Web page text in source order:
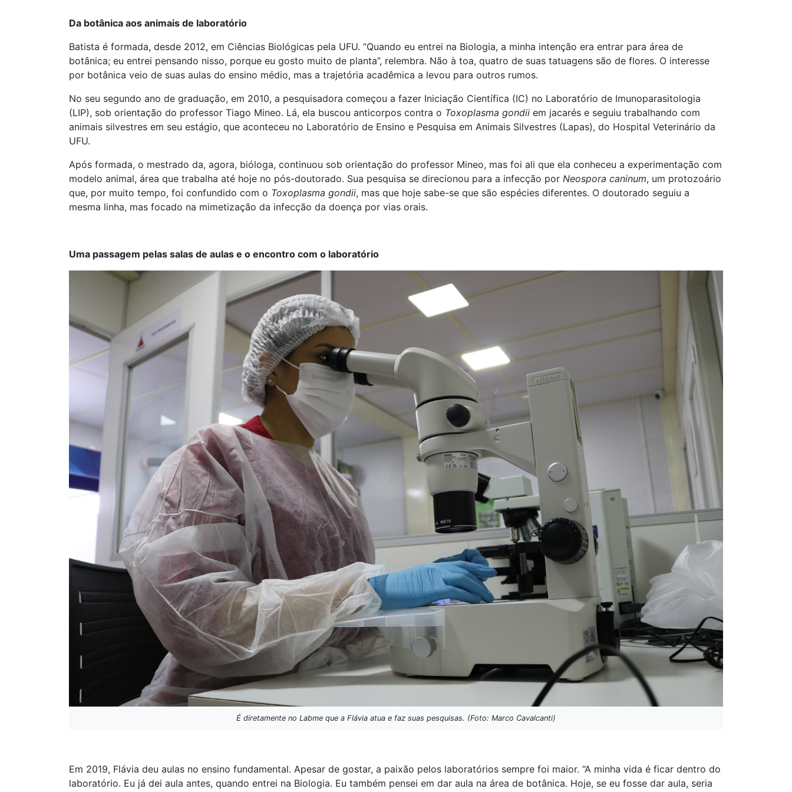
Da botânica aos animais de laboratório
Batista é formada, desde 2012, em Ciências Biológicas pela UFU. “Quando eu entrei na Biologia, a minha intenção era entrar para área de
botânica; eu entrei pensando nisso, porque eu gosto muito de planta”, relembra. Não à toa, quatro de suas tatuagens são de flores. O interesse
por botânica veio de suas aulas do ensino médio, mas a trajetória acadêmica a levou para outros rumos.
No seu segundo ano de graduação, em 2010, a pesquisadora começou a fazer Iniciação Científica (IC) no Laboratório de Imunoparasitologia
(LIP), sob orientação do professor Tiago Mineo. Lá, ela buscou anticorpos contra o Toxoplasma gondii em jacarés e seguiu trabalhando com
animais silvestres em seu estágio, que aconteceu no Laboratório de Ensino e Pesquisa em Animais Silvestres (Lapas), do Hospital Veterinário da
UFU.
Após formada, o mestrado da, agora, bióloga, continuou sob orientação do professor Mineo, mas foi ali que ela conheceu a experimentação com
modelo animal, área que trabalha até hoje no pós-doutorado. Sua pesquisa se direcionou para a infecção por Neospora caninum, um protozoário
que, por muito tempo, foi confundido com o Toxoplasma gondii, mas que hoje sabe-se que são espécies diferentes. O doutorado seguiu a
mesma linha, mas focado na mimetização da infecção da doença por vias orais.
Uma passagem pelas salas de aulas e o encontro com o laboratório
É diretamente no Labme que a Flávia atua e faz suas pesquisas. (Foto: Marco Cavalcanti)
Em 2019, Flávia deu aulas no ensino fundamental. Apesar de gostar, a paixão pelos laboratórios sempre foi maior. “A minha vida é ficar dentro do
laboratório. Eu já dei aula antes, quando entrei na Biologia. Eu também pensei em dar aula na área de botânica. Hoje, se eu fosse dar aula, seria